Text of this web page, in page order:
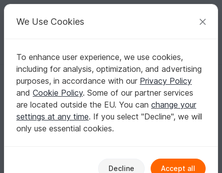
Your creative ideas
English | US $ (USD) Log in Register for free
Homepage Crochet Shawls Triangle shawls
Crochet pattern Mielikki
Crochet pattern Mielikki
We Use Cookies
To enhance user experience, we use cookies,
including for analysis, optimization, and advertising
purposes, in accordance with our Privacy Policy
and Cookie Policy. Some of our partner services
are located outside the EU. You can change your
settings at any time. If you select "Decline", we will
only use essential cookies.
Decline Accept all